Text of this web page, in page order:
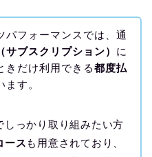
パフォーマンスでは、通
サブスクリプション） に
きだけ利用できる都度払
す。
しっかり取り組みたい方
ースも用意されており、